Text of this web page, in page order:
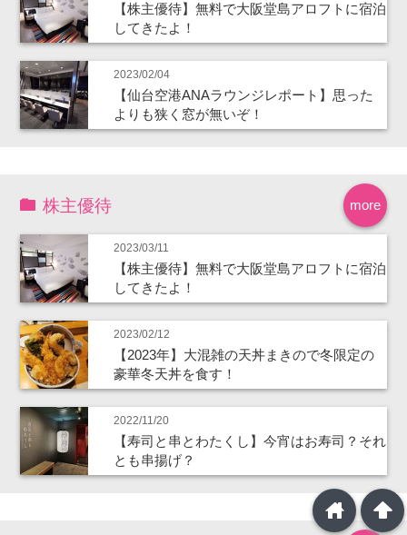
【株主優待】無料で大阪堂島アロフトに宿泊
してきたよ！
2023/02/04
【仙台空港ANAラウンジレポート】思った
よりも狭く窓が無いぞ！
more
株主優待
2023/03/11
【株主優待】無料で大阪堂島アロフトに宿泊
してきたよ！
2023/02/12
【2023年】大混雑の天丼まきので冬限定の
豪華冬天丼を食す！
2022/11/20
【寿司と串とわたくし】今宵はお寿司？それ
とも串揚げ？
arrowup
home